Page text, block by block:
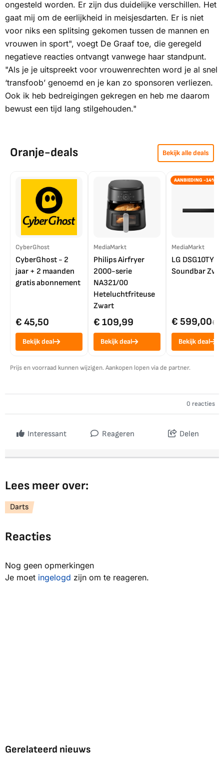
ongesteld worden. Er zijn dus duidelijke verschillen. Het
gaat mij om de eerlijkheid in meisjesdarten. Er is niet
voor niks een splitsing gekomen tussen de mannen en
vrouwen in sport", voegt De Graaf toe, die geregeld
negatieve reacties ontvangt vanwege haar standpunt.
"Als je je uitspreekt voor vrouwenrechten word je al snel
‘transfoob’ genoemd en je kan zo sponsoren verliezen.
Ook ik heb bedreigingen gekregen en heb me daarom
bewust een tijd lang stilgehouden."
Oranje-deals Bekijk alle deals
CyberGhost
CyberGhost - 2
jaar + 2 maanden
gratis abonnement
€ 45,50
Bekijk deal
MediaMarkt
Philips Airfryer
2000-serie
NA321/00
Heteluchtfriteuse
Zwart
€ 109,99
Bekijk deal
AANBIEDING -14%
MediaMarkt
LG DSG10TY
Soundbar
€ 599,00€
Bekijk deal
Prijs en voorraad kunnen wijzigen. Aankopen lopen via de partner.
0 reacties
Interessant Reageren Delen
Lees meer over:
Darts
Reacties
Nog geen opmerkingen
Je moet ingelogd zijn om te reageren.
Gerelateerd nieuws